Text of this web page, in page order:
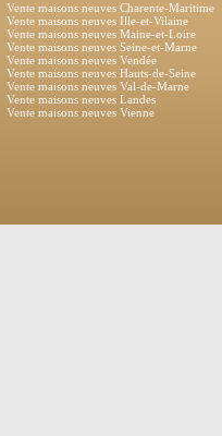
Vente maisons neuves Charente-Maritime
Vente maisons neuves Ille-et-Vilaine
Vente maisons neuves Maine-et-Loire
Vente maisons neuves Seine-et-Marne
Vente maisons neuves Vendée
Vente maisons neuves Hauts-de-Seine
Vente maisons neuves Val-de-Marne
Vente maisons neuves Landes
Vente maisons neuves Vienne